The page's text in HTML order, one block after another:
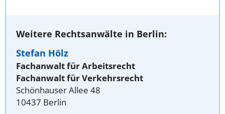
Weitere Rechtsanwälte in Berlin:
Stefan Hölz
Fachanwalt für Arbeitsrecht
Fachanwalt für Verkehrsrecht
Schönhauser Allee 48
10437 Berlin